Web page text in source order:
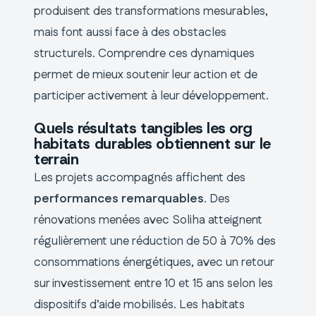
produisent des transformations mesurables,
mais font aussi face à des obstacles
structurels. Comprendre ces dynamiques
permet de mieux soutenir leur action et de
participer activement à leur développement.
Quels résultats tangibles les org
habitats durables obtiennent sur le
terrain
Les projets accompagnés affichent des
performances remarquables. Des
rénovations menées avec Soliha atteignent
régulièrement une réduction de 50 à 70% des
consommations énergétiques, avec un retour
sur investissement entre 10 et 15 ans selon les
dispositifs d’aide mobilisés. Les habitats